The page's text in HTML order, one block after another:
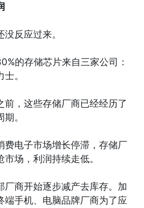
反应过来。
的存储芯片来自三家公司：
。
前，这些存储厂商已经经历了
。
费电子市场增长停滞，存储厂
场，利润持续走低。
厂商开始逐步减产去库存。加
端手机、电脑品牌厂商为了应